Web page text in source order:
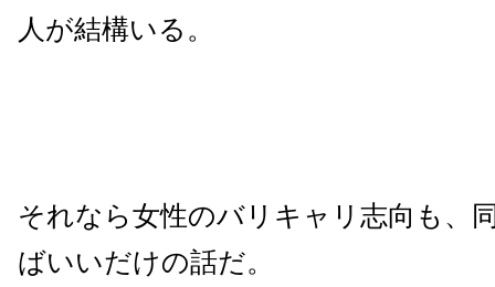
人が結構いる。
それなら女性のバリキャリ志向も、
ばいいだけの話だ。